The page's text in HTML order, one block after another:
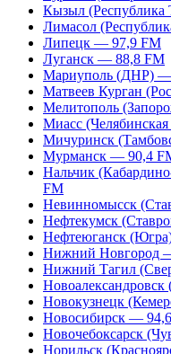
Кызыл
Лимасол
Липецк — 97,9 FM
Луганск — 88,8 FM
Мариуполь (ДНР) —
Матвеев Курган
Мелитополь
Миасс
Мичуринск
Мурманск — 90,4
Нальчик
FM
Невинномысск
Нефтекумск
Нефтеюганск
Нижний Новгород
Нижний Тагил
Новокузнецк
Новосибирск —
Новочебоксарск
Норильск